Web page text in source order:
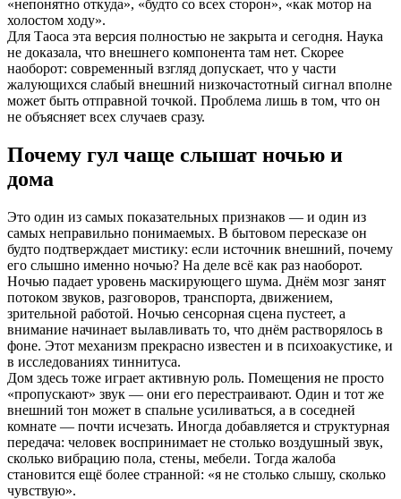
«непонятно откуда», «будто со всех сторон», «как мотор на
холостом ходу».
Для Таоса эта версия полностью не закрыта и сегодня. Наука
не доказала, что внешнего компонента там нет. Скорее
наоборот: современный взгляд допускает, что у части
жалующихся слабый внешний низкочастотный сигнал вполне
может быть отправной точкой. Проблема лишь в том, что он
не объясняет всех случаев сразу.
Почему гул чаще слышат ночью и
дома
Это один из самых показательных признаков — и один из
самых неправильно понимаемых. В бытовом пересказе он
будто подтверждает мистику: если источник внешний, почему
его слышно именно ночью? На деле всё как раз наоборот.
Ночью падает уровень маскирующего шума. Днём мозг занят
потоком звуков, разговоров, транспорта, движением,
зрительной работой. Ночью сенсорная сцена пустеет, а
внимание начинает вылавливать то, что днём растворялось в
фоне. Этот механизм прекрасно известен и в психоакустике, и
в исследованиях тиннитуса.
Дом здесь тоже играет активную роль. Помещения не просто
«пропускают» звук — они его перестраивают. Один и тот же
внешний тон может в спальне усиливаться, а в соседней
комнате — почти исчезать. Иногда добавляется и структурная
передача: человек воспринимает не столько воздушный звук,
сколько вибрацию пола, стены, мебели. Тогда жалоба
становится ещё более странной: «я не столько слышу, сколько
чувствую».